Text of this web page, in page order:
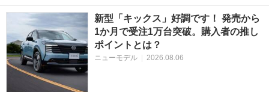
新型「キックス」好調です！ 発売から
1か月で受注1万台突破。購入者の推し
ポイントとは？
ニューモデル | 2026.08.06